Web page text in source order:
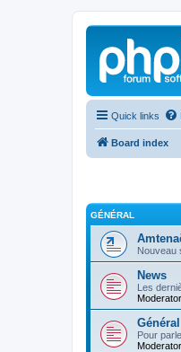
Quick links
Board index
GÉNÉRAL
Nouveau
News
Les
Général
Pour